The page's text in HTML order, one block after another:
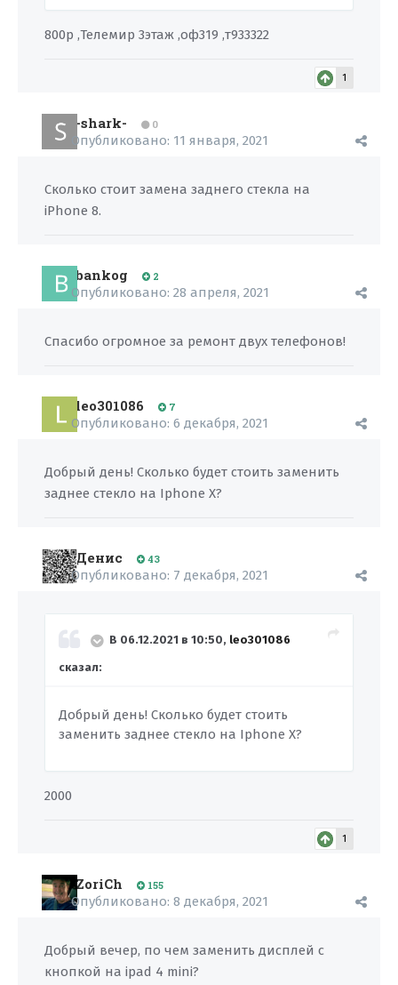
800р ,Телемир 3этаж ,оф319 ,т933322
1
-shark- 0
Опубликовано: 11 января, 2021
Сколько стоит замена заднего стекла на
iPhone 8.
bankog 2
Опубликовано: 28 апреля, 2021
Спасибо огромное за ремонт двух телефонов!
leo301086 7
Опубликовано: 6 декабря, 2021
Добрый день! Сколько будет стоить заменить
заднее стекло на Iphone X?
Денис 43
Опубликовано: 7 декабря, 2021
В 06.12.2021 в 10:50, leo301086
сказал:
Добрый день! Сколько будет стоить
заменить заднее стекло на Iphone X?
2000
1
ZoriCh 155
Опубликовано: 8 декабря, 2021
Добрый вечер, по чем заменить дисплей с
кнопкой на ipad 4 mini?